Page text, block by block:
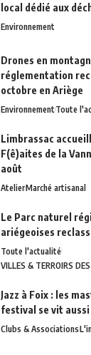
local dédié aux
Environnement
Drones en
réglementation
octobre en Ariège
EnvironnementToute
Limbrassac
F(ê)aites de la
août
AtelierMarché artisanal
Le Parc naturel
ariégeoises
Toute l'actualité
VILLES & TERROIRS
Jazz à Foix : les
festival se vit
Clubs & Associations